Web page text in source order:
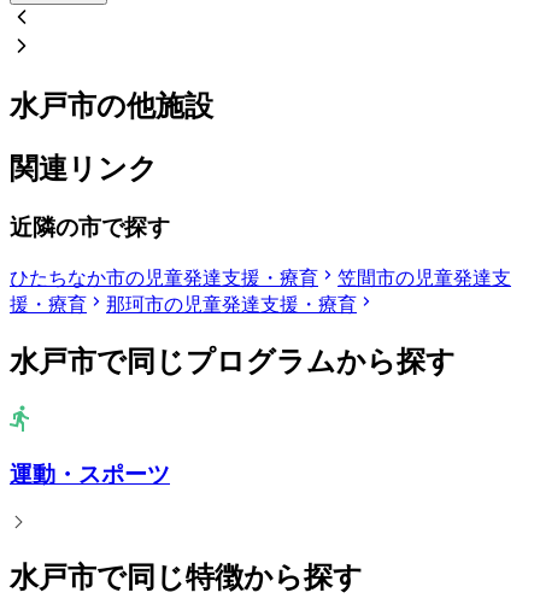
水戸市の他施設
関連リンク
近隣の市で探す
ひたちなか市の児童発達支援・療育
笠間市の児童発達支
援・療育
那珂市の児童発達支援・療育
水戸市で同じプログラムから探す
運動・スポーツ
水戸市で同じ特徴から探す